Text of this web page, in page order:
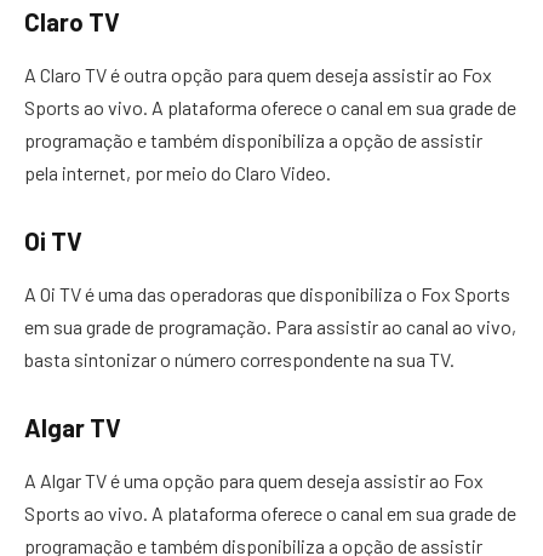
Claro TV
A Claro TV é outra opção para quem deseja assistir ao Fox
Sports ao vivo. A plataforma oferece o canal em sua grade de
programação e também disponibiliza a opção de assistir
pela internet, por meio do Claro Video.
Oi TV
A Oi TV é uma das operadoras que disponibiliza o Fox Sports
em sua grade de programação. Para assistir ao canal ao vivo,
basta sintonizar o número correspondente na sua TV.
Algar TV
A Algar TV é uma opção para quem deseja assistir ao Fox
Sports ao vivo. A plataforma oferece o canal em sua grade de
programação e também disponibiliza a opção de assistir